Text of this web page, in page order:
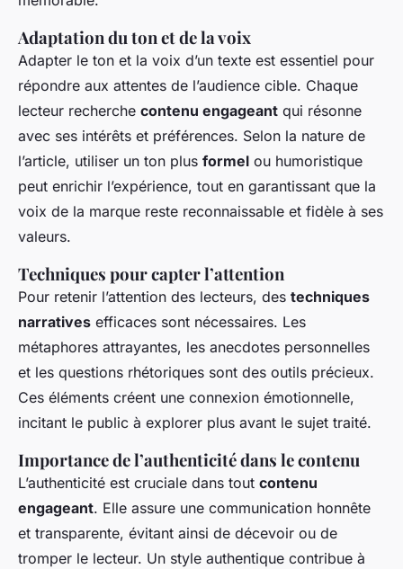
Adaptation du ton et de la voix
Adapter le ton et la voix d’un texte est essentiel pour
répondre aux attentes de l’audience cible. Chaque
lecteur recherche contenu engageant qui résonne
avec ses intérêts et préférences. Selon la nature de
l’article, utiliser un ton plus formel ou humoristique
peut enrichir l’expérience, tout en garantissant que la
voix de la marque reste reconnaissable et fidèle à ses
valeurs.
Techniques pour capter l’attention
Pour retenir l’attention des lecteurs, des techniques
narratives efficaces sont nécessaires. Les
métaphores attrayantes, les anecdotes personnelles
et les questions rhétoriques sont des outils précieux.
Ces éléments créent une connexion émotionnelle,
incitant le public à explorer plus avant le sujet traité.
Importance de l’authenticité dans le contenu
L’authenticité est cruciale dans tout contenu
engageant. Elle assure une communication honnête
et transparente, évitant ainsi de décevoir ou de
tromper le lecteur. Un style authentique contribue à